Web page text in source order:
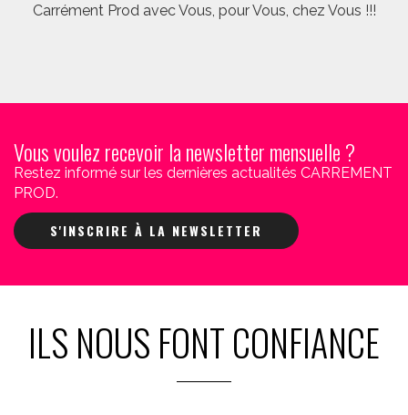
Carrément Prod avec Vous, pour Vous, chez Vous !!!
Vous voulez recevoir la newsletter mensuelle ?
Restez informé sur les dernières actualités CARREMENT
PROD.
S'INSCRIRE À LA NEWSLETTER
ILS NOUS FONT CONFIANCE